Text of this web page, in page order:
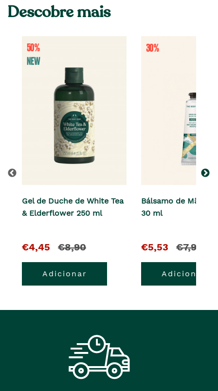
Descobre mais
Gel de Duche de White Tea
& Elderflower 250 ml
O
pre�o
atual
€4,45
e
o
pre�o
era
€8,90
Adicionar
Bálsamo de Mãos
30 ml
O
pre�o
atual
€5,53
e
o
pre�o
era
€7,90
Adicionar